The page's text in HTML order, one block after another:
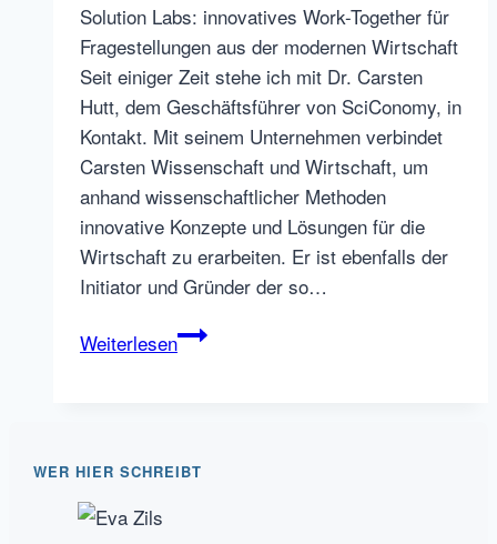
Solution Labs: innovatives Work-Together für
Fragestellungen aus der modernen Wirtschaft
Seit einiger Zeit stehe ich mit Dr. Carsten
Hutt, dem Geschäftsführer von SciConomy, in
Kontakt. Mit seinem Unternehmen verbindet
Carsten Wissenschaft und Wirtschaft, um
anhand wissenschaftlicher Methoden
innovative Konzepte und Lösungen für die
Wirtschaft zu erarbeiten. Er ist ebenfalls der
Initiator und Gründer der so…
WeiterlesenInterdisziplinäre
Konzepte
WER HIER SCHREIBT